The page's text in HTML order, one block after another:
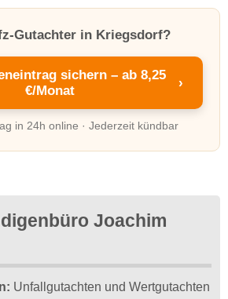
Gutachter in Kriegsdorf?
sichern – ab 8,25
€/Monat
›
in 24h online · Jederzeit kündbar
Joachim
Unfallgutachten und Wertgutachten